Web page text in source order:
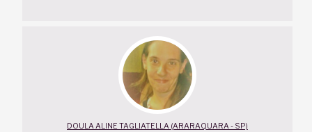
DOULA ALINE TAGLIATELLA (ARARAQUARA - SP)